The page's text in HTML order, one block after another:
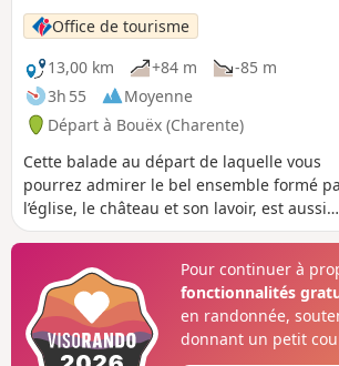
Office de tourisme
13,00 km
+84 m
-85 m
3h 55
Moyenne
Départ à Bouëx (Charente)
Cette balade au départ de laquelle vous
pourrez admirer le bel ensemble formé
l’église, le château et son lavoir, est aussi
une page de l’Histoire de la Résistance et
campagne bouëxoise, en lisière de la
domaniale de la Braconne – Bois Blanc.
Pour continuer à
fonctionnalités
en randonnée,
donnant un petit